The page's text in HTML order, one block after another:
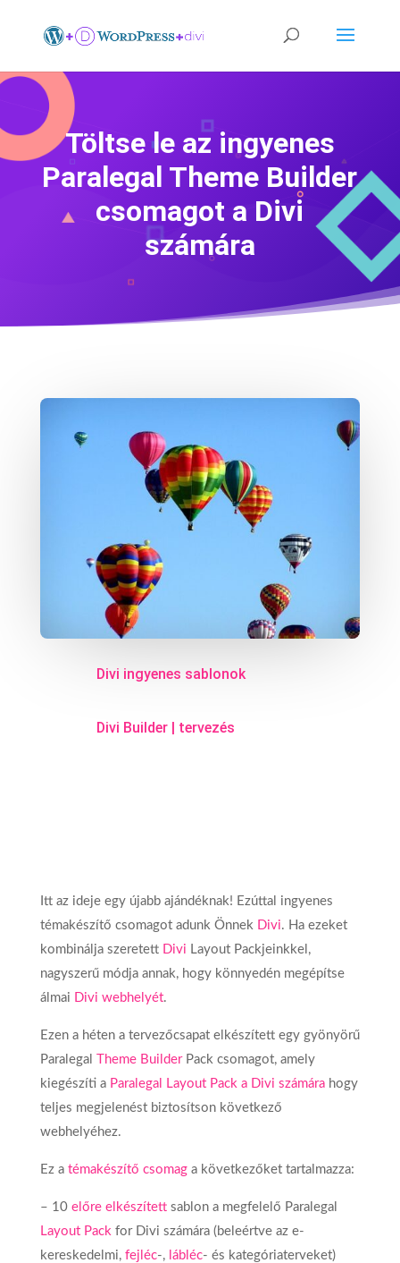
Töltse le az ingyenes
Paralegal Theme Builder
csomagot a Divi
számára
Divi ingyenes sablonok
Divi Builder| tervezés
Itt az ideje egy újabb ajándéknak! Ezúttal ingyenes
témakészítő csomagot adunk Önnek Divi. Ha ezeket
kombinálja szeretett Divi Layout Packjeinkkel,
nagyszerű módja annak, hogy könnyedén megépítse
álmai Divi webhelyét.
Ezen a héten a tervezőcsapat elkészített egy gyönyörű
Paralegal Theme BuilderPack csomagot, amely
kiegészíti a Paralegal Layout Pack a Divi számárahogy
teljes megjelenést biztosítson következő
webhelyéhez.
Ez a témakészítő csomaga következőket tartalmazza:
– 10 előre elkészítettsablon a megfelelő Paralegal
Layout Pack for Divi számára (beleértve az e-
kereskedelmi, fejléc-, lábléc- és kategóriaterveket)